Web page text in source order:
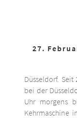
27.
Düsseldorf.
bei der
Uhr morgens
Kehrmaschine